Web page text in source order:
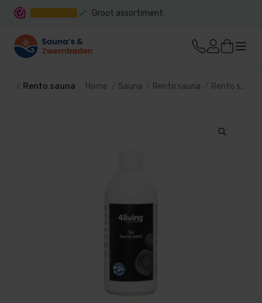
Groot assortiment
Rento sauna Home Sauna Rento sauna Rento sauna geuren